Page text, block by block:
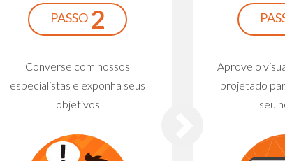
PASSO 2
Converse com nossos
especialistas e exponha seus
objetivos
Aprove o
projetado
seu